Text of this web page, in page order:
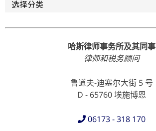
哈斯律师事务所及其同事
律师和税务顾问
鲁道夫-迪塞尔大街 5 号
D - 65760 埃施博恩
06173 - 318 170